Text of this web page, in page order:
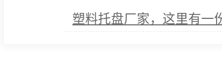
塑料托盘厂家，这里有一